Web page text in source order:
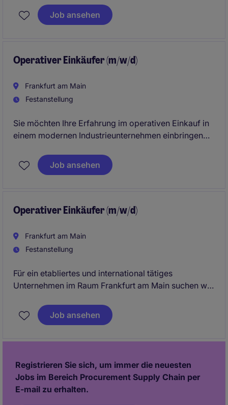
Aufgaben umfassen die Optimierung von
Einkaufsprozessen und die Sicherstellung der
Job ansehen
Operativer Einkäufer (m/w/d)
Frankfurt am Main
Festanstellung
Sie möchten Ihre Erfahrung im operativen Einkauf in
einem modernen Industrieunternehmen einbringen
Materialversorgung beitragen? Dann erwartet Sie
eine verantwortungsvolle Position mit
Arbeitsumfeld im Raum Frankfurt am Main.
Job ansehen
Operativer Einkäufer (m/w/d)
Frankfurt am Main
Festanstellung
Für ein etabliertes und international tätiges
Unternehmen im Raum Frankfurt am Main suchen wir
gesamten operativen Beschaffungsprozess
verantwortet und als verlässliche Schnittstelle
und dynamischen Arbeitsumfeld.
Job ansehen
Registrieren Sie sich, um immer die neuesten
Jobs im Bereich Procurement Supply Chain per
E-mail zu erhalten.